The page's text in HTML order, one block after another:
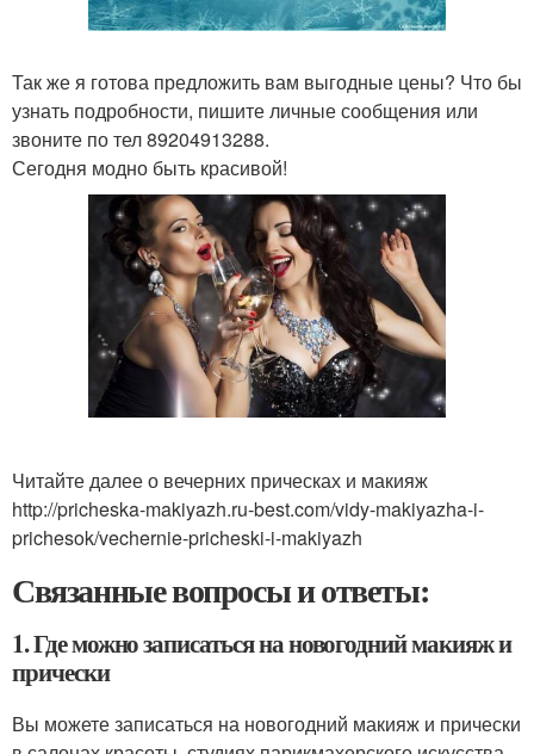
Так же я готова предложить вам выгодные цены? Что бы
узнать подробности, пишите личные сообщения или
звоните по тел 89204913288.
Сегодня модно быть красивой!
Читайте далее о вечерних прическах и макияж
http://pricheska-makiyazh.ru-best.com/vidy-makiyazha-i-
prichesok/vechernie-pricheski-i-makiyazh
Связанные вопросы и ответы:
1. Где можно записаться на новогодний макияж и
прически
Вы можете записаться на новогодний макияж и прически